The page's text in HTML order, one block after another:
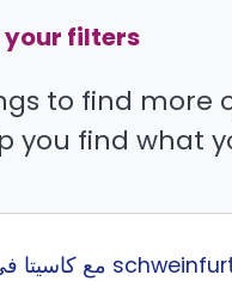
filters.
to find more
find what